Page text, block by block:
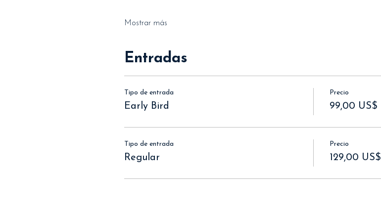
Mostrar más
Entradas
Tipo de entrada
Early Bird
Precio
99,00 US$
Tipo de entrada
Regular
Precio
129,00 US$